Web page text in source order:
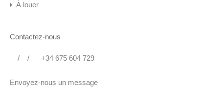
À louer
Contactez-nous
/ / +34 675 604 729
Envoyez-nous un message